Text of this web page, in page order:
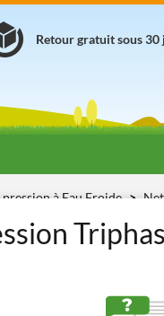
Retour gratuit sous 30
à Eau Froide